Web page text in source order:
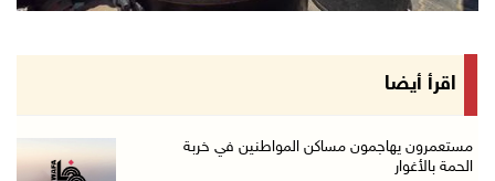
الرئاسة تدين الهجمات الصاروخية على المملكة ال ...
مستعمرون ينفذون جولات استفزازية في عدة مناطق ...
أمين عام الجامعة العربية يحذر من نهج إسرائيل ...
اقرأ أيضا
مستعمرون يهاجمون مساكن المواطنين في خربة
الحمة بالأغوار